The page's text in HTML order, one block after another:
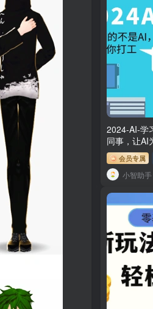
2024-AI-学
同事，让AI
会员专属
小智助手